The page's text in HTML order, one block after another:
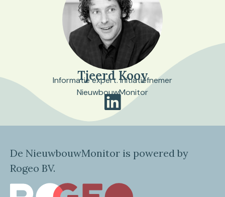
Tjeerd Kooy
Informatie expert. Initiatiefnemer
NieuwbouwMonitor
De NieuwbouwMonitor is powered by
Rogeo BV.